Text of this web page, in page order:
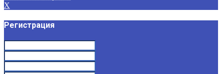
X
Регистрация